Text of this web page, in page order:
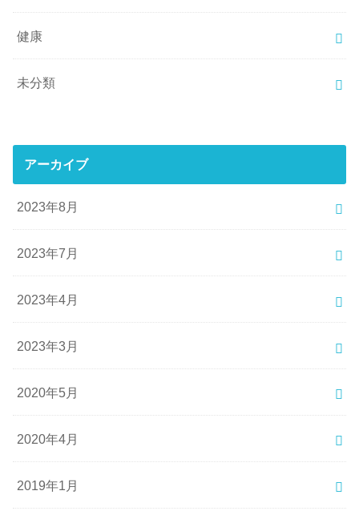
健康
未分類
アーカイブ
2023年8月
2023年7月
2023年4月
2023年3月
2020年5月
2020年4月
2019年1月